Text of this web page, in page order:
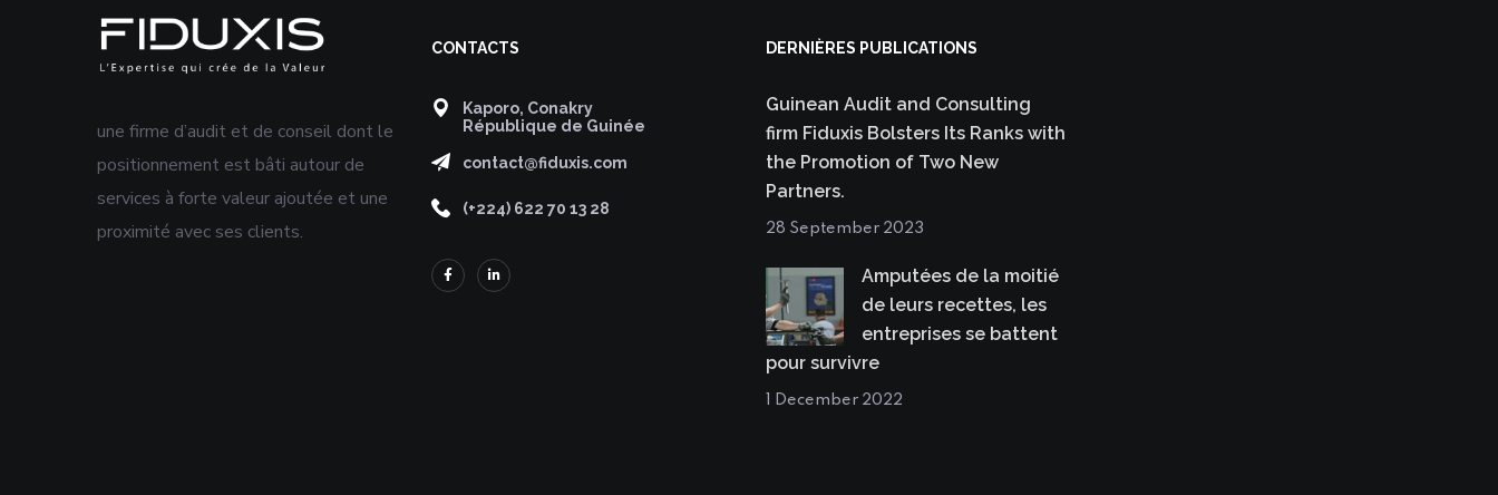
une firme d’audit et de conseil dont le
positionnement est bâti autour de
services à forte valeur ajoutée et une
proximité avec ses clients. ​
CONTACTS
Kaporo, Conakry
République de Guinée
contact@fiduxis.com
(+224) 622 70 13 28
DERNIÈRES PUBLICATIONS
Guinean Audit and Consulting
firm Fiduxis Bolsters Its Ranks with
the Promotion of Two New
Partners.
28 September 2023
Amputées de la moitié
de leurs recettes, les
entreprises se battent
pour survivre
1 December 2022